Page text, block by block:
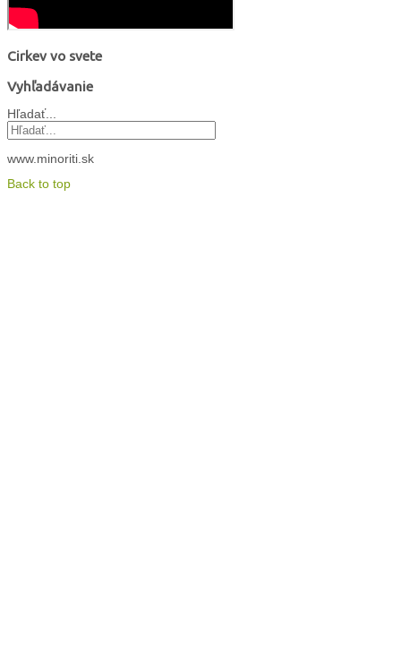
Cirkev vo svete
Vyhľadávanie
Hľadať...
www.minoriti.sk
Back to top